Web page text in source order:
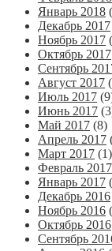
Январь 2018
Декабрь 2017
Ноябрь 2017
Октябрь 2017
Сентябрь
Август 2017
Июль 2017
Июнь 2017
Май 2017 (8)
Апрель 2017
Март 2017 (1)
Февраль 2017
Январь 2017
Декабрь 2016
Ноябрь 2016
Октябрь 2016
Сентябрь